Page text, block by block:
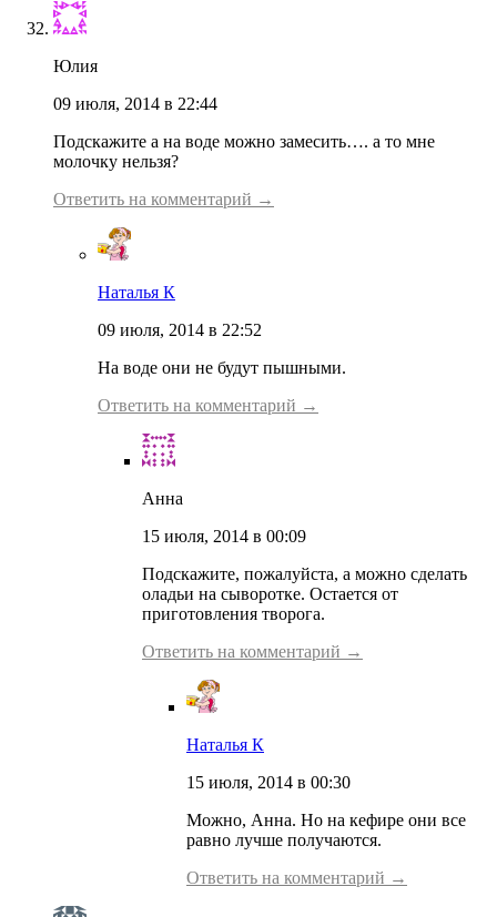
Юлия
09 июля, 2014 в 22:44
Подскажите а на воде можно замесить…. а то мне
молочку нельзя?
Ответить на комментарий →
Наталья К
09 июля, 2014 в 22:52
На воде они не будут пышными.
Ответить на комментарий →
Анна
15 июля, 2014 в 00:09
Подскажите, пожалуйста, а можно сделать
оладьи на сыворотке. Остается от
приготовления творога.
Ответить на комментарий →
Наталья К
15 июля, 2014 в 00:30
Можно, Анна. Но на кефире они все
равно лучше получаются.
Ответить на комментарий →